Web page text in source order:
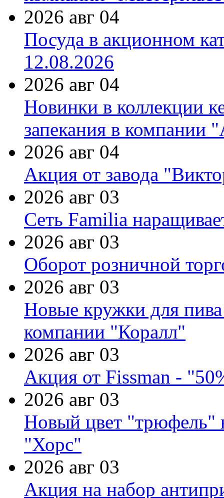
2026 авг 04
Посуда в акционном
12.08.2026
2026 авг 04
Новинки в коллекции
запекания в компании
2026 авг 04
Акция от завода
2026 авг 03
Сеть Familia
2026 авг 03
Оборот розничной
2026 авг 03
Новые кружки для
компании "Коралл"
2026 авг 03
Акция от Fissman -
2026 авг 03
Новый цвет "трюфель"
"Хорс"
2026 авг 03
Акция на набор